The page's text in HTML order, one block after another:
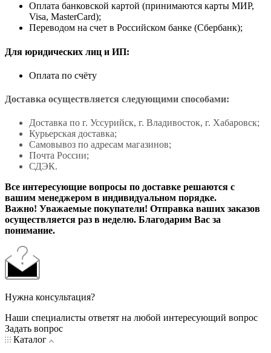
Оплата банковской картой (принимаются карты МИР,
Visa, MasterCard);
Переводом на счет в Российском банке (Сбербанк);
Для юридических лиц и ИП:
Оплата по счёту
Доставка осуществляется следующими способами:
Доставка по г. Уссурийск, г. Владивосток, г. Хабаровск;
Курьерская доставка;
Самовывоз по адресам магазинов;
Почта России;
СДЭК.
Все интересующие вопросы по доставке решаются с
вашим менеджером в индивидуальном порядке.
Важно! Уважаемые покупатели! Отправка ваших заказов
осуществляется раз в неделю. Благодарим Вас за
понимание.
Нужна консультация?
Наши специалисты ответят на любой интересующий вопрос
Задать вопрос
Каталог